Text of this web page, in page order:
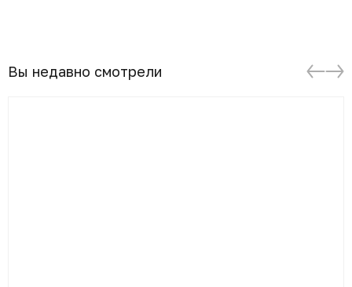
Вы недавно смотрели